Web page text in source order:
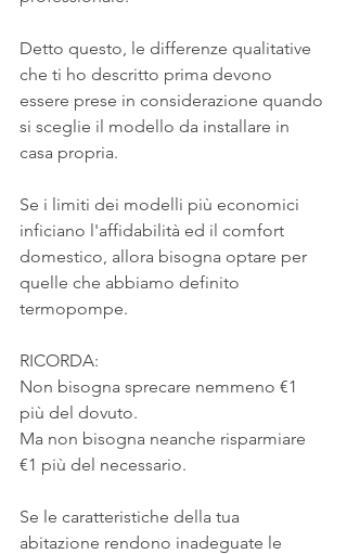
Detto questo, le differenze qualitative
che ti ho descritto prima devono
essere prese in considerazione quando
si sceglie il modello da installare in
casa propria.
Se i limiti dei modelli più economici
inficiano l'affidabilità ed il comfort
domestico, allora bisogna optare per
quelle che abbiamo definito
termopompe.
RICORDA:
Non bisogna sprecare nemmeno €1
più del dovuto.
Ma non bisogna neanche risparmiare
€1 più del necessario.
Se le caratteristiche della tua
abitazione rendono inadeguate le